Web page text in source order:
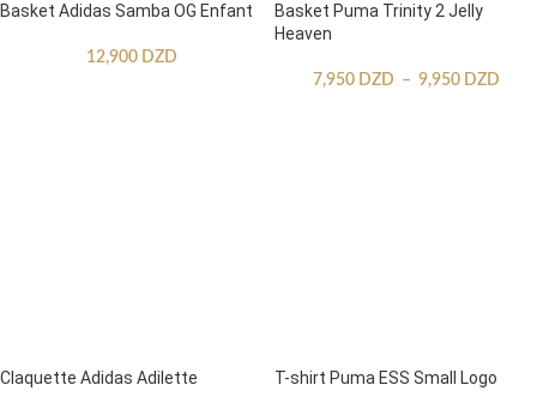
Basket Adidas Samba OG Enfant
12,900 DZD
Basket Puma Trinity 2 Jelly
Heaven
7,950 DZD – 9,950 DZD
Claquette Adidas Adilette T-shirt Puma ESS Small Logo